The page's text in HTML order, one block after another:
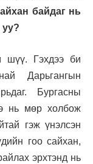
байдаг нь
шүү. Гэхдээ би
Дарьгангын
Бургасны
нь мөр холбож
гэж үнэлсэн
гоо сайхан,
эрхтэнд нь